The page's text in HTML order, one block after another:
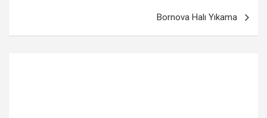
Bornova Halı Yıkama